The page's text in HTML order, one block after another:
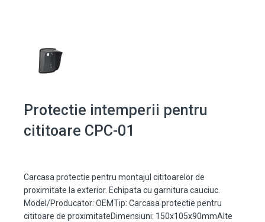
Protectie intemperii pentru
cititoare CPC-01
Carcasa protectie pentru montajul cititoarelor de
proximitate la exterior. Echipata cu garnitura cauciuc.
Model/Producator: OEMTip: Carcasa protectie pentru
cititoare de proximitateDimensiuni: 150x105x90mmAlte